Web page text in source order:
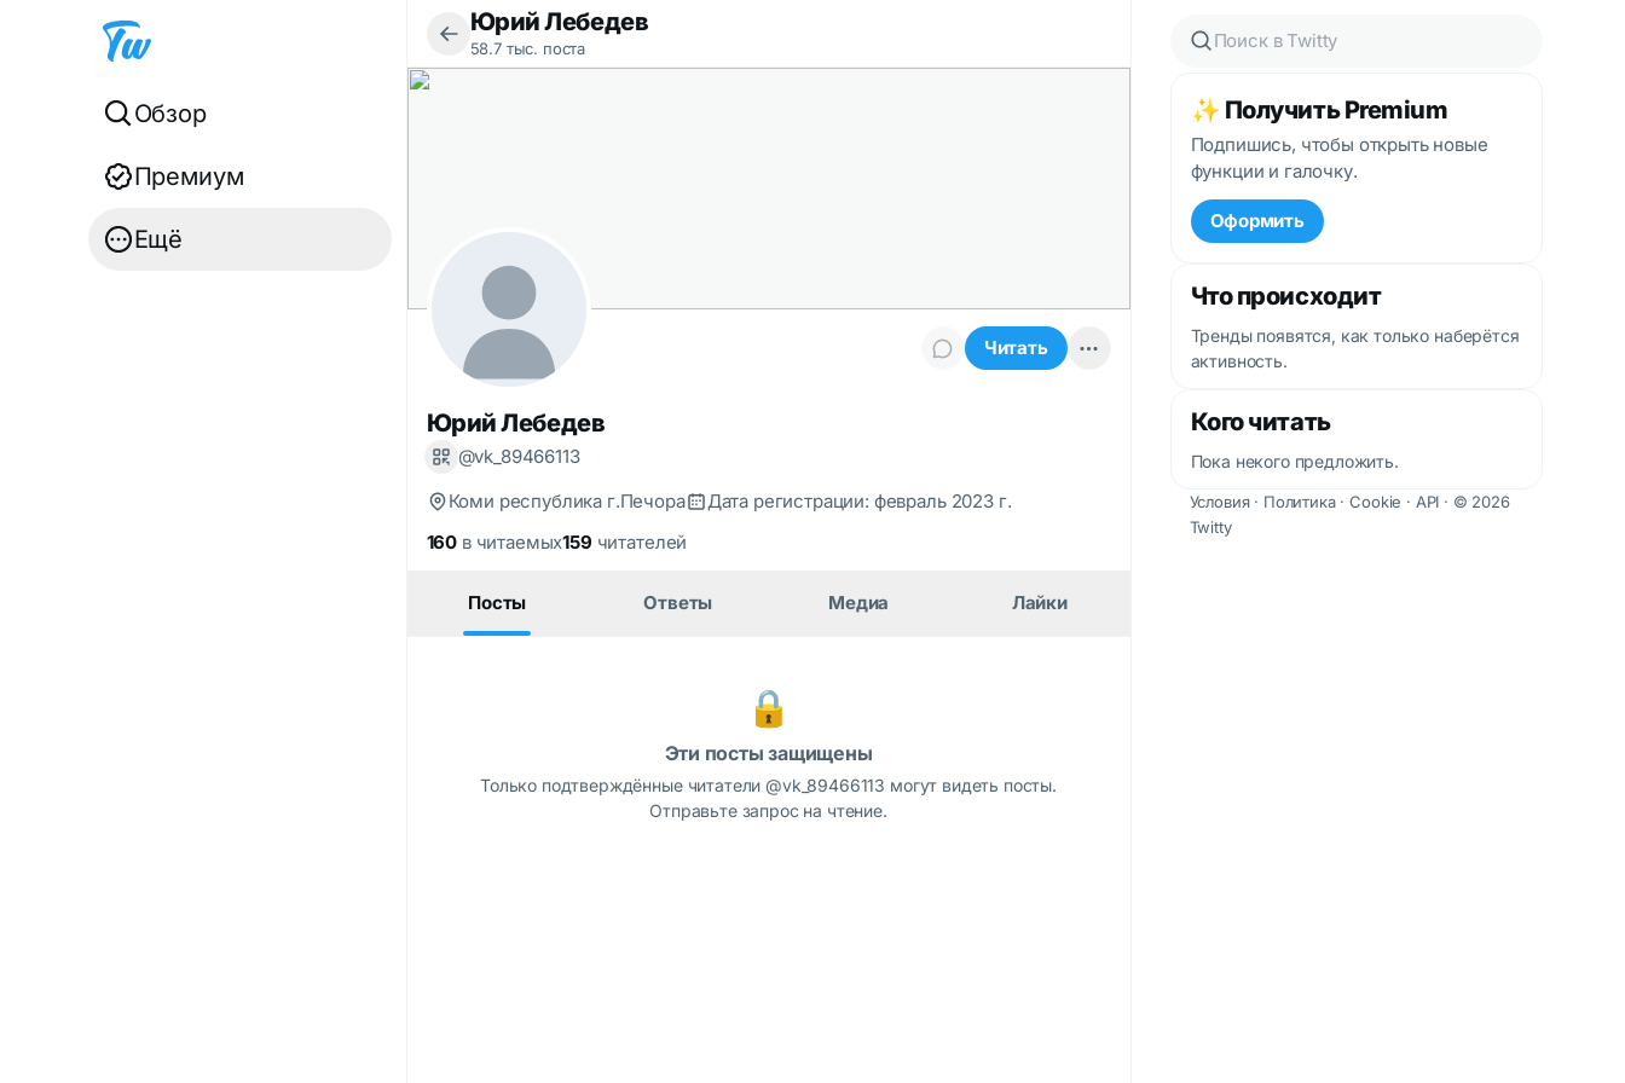
Обзор
Премиум
Ещё
Юрий Лебедев
58.7 тыс. поста
Читать
Юрий Лебедев
@vk_89466113
Коми республика г.Печора
Дата регистрации: февраль 2023 г.
160 в читаемых159 читателей
Посты Ответы Медиа Лайки
🔒
Эти посты защищены
Только подтверждённые читатели @vk_89466113 могут видеть посты.
Отправьте запрос на чтение.
✨ Получить Premium
Подпишись, чтобы открыть новые
функции и галочку.
Оформить
Что происходит
Тренды появятся, как только наберётся
активность.
Кого читать
Пока некого предложить.
Условия· Политика·Cookie · API · © 2026
Twitty